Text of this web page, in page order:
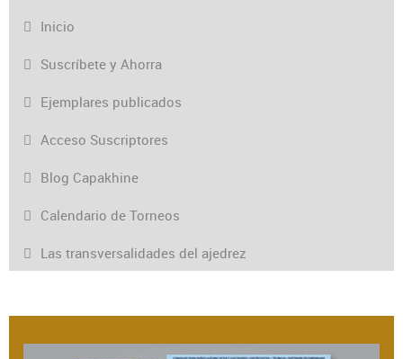
Inicio
Suscríbete y Ahorra
Ejemplares publicados
Acceso Suscriptores
Blog Capakhine
Calendario de Torneos
Las transversalidades del ajedrez